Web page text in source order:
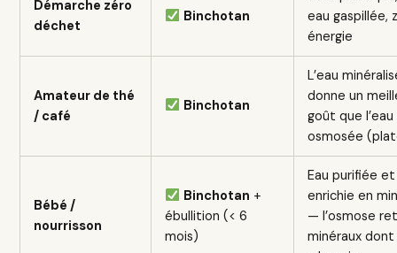
Démarche zéro
déchet
Binchotan
eau gaspillée,
énergie
Amateur de thé
/ café
Binchotan
L’eau
donne un
goût que l’eau
osmosée
Bébé /
nourrisson
Binchotan +
ébullition (< 6
mois)
Eau purifiée et
enrichie en
— l’osmose
minéraux